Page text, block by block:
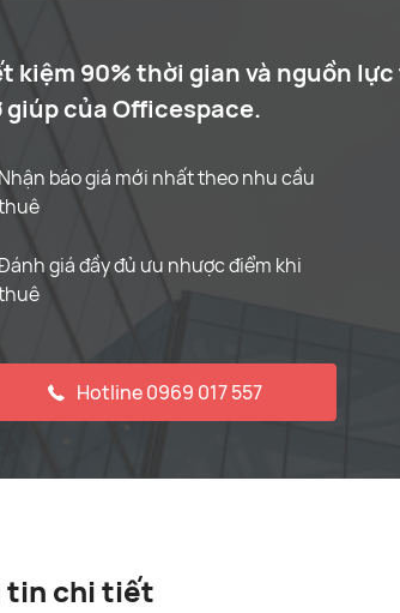
kiệm 90% thời gian và nguồn
của Officespace.
Nhận báo giá mới nhất theo nhu cầu
giá đầy đủ ưu nhược điểm khi
Hotline 0969 017 557
tin chi tiết